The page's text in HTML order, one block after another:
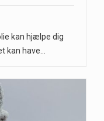
kan hjælpe dig
kan have…